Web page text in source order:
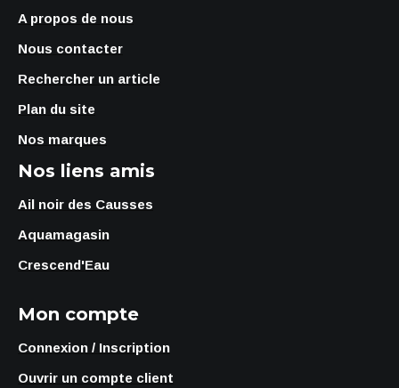
A propos de nous
Nous contacter
Rechercher un article
Plan du site
Nos marques
Nos liens amis
Ail noir des Causses
Aquamagasin
Crescend'Eau
Mon compte
Connexion / Inscription
Ouvrir un compte client